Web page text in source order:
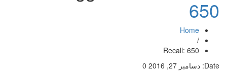
650
Home
/
Recall: 650
Date: دسامبر 27, 2016 0